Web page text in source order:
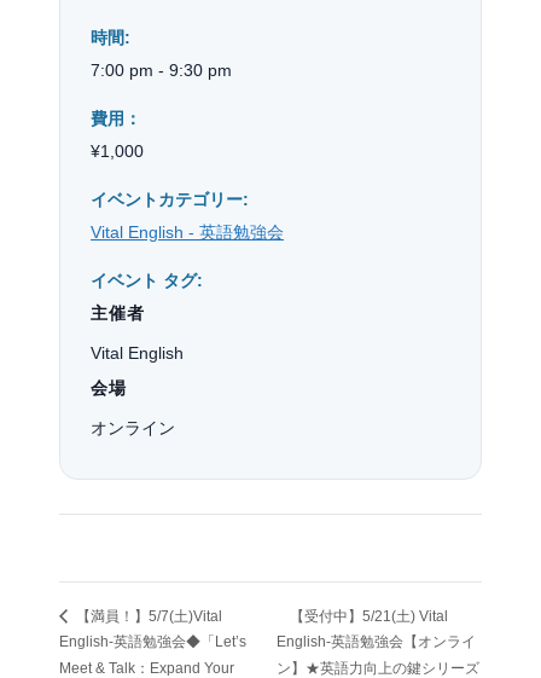
時間:
7:00 pm - 9:30 pm
費用：
¥1,000
イベントカテゴリー:
Vital English - 英語勉強会
イベント タグ:
会場
オンライン
主催者
Vital English
【満員！】5/7(土)Vital
English-英語勉強会◆「Let’s
Meet & Talk：Expand Your
【受付中】5/21(土) Vital
English-英語勉強会【オンライ
ン】★英語力向上の鍵シリーズ